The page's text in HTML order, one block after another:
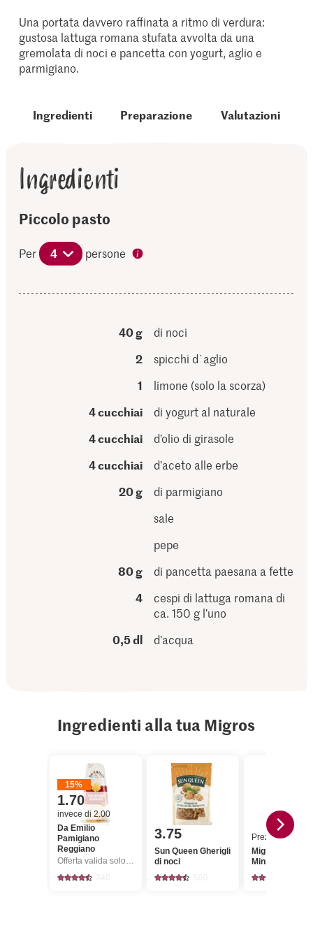
Una portata davvero raffinata a ritmo di verdura:
gustosa lattuga romana stufata avvolta da una
gremolata di noci e pancetta con yogurt, aglio e
parmigiano.
Ingredienti Preparazione Valutazioni
Ingredienti
Piccolo pasto
Per 4 persone
40 g
di noci
2
spicchi d´aglio
1
limone (solo la scorza)
4 cucchiai
di yogurt al naturale
4 cucchiai
d’olio di girasole
4 cucchiai
d’aceto alle erbe
20 g
di parmigiano
sale
pepe
80 g
di pancetta paesana a fette
4
cespi di lattuga romana di
ca. 150 g l’uno
0,5 dl
d’acqua
Ingredienti alla tua Migros
15%
1.70
invece di 2.00
Da Emilio
Pamigiano
Reggiano
Offerta valida solo dal 6.8 al 12.8.2026, fino a esaurimento dello stock.
3.75
Sun Queen Gherigli
di noci
Prezzo del
Migros Scarola
Mini verde